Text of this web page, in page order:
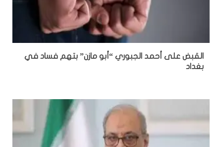
القبض على أحمد الجبوري “أبو مازن” بتهم فساد في
بغداد